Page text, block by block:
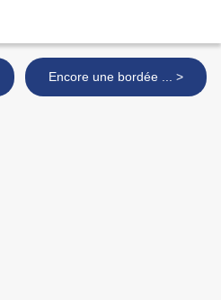
Encore une bordée ... >